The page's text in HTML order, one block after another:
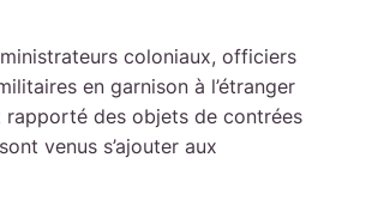
coloniaux, officiers
en garnison à l’étranger
rapporté des objets de contrées
venus s’ajouter aux